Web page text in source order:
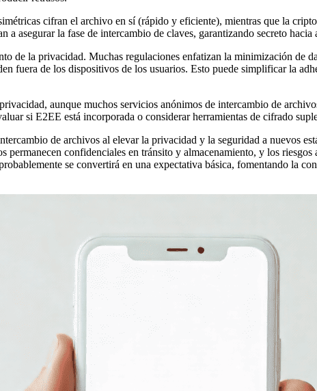
cifran el archivo en sí (rápido y eficiente), mientras que la
asegurar la fase de intercambio de claves, garantizando secreto
de la privacidad. Muchas regulaciones enfatizan la minimización de
fuera de los dispositivos de los usuarios. Esto puede simplificar la
aunque muchos servicios anónimos de intercambio de
si E2EE está incorporada o considerar herramientas de cifrado
de archivos al elevar la privacidad y la seguridad a nuevos
confidenciales en tránsito y almacenamiento, y los
se convertirá en una expectativa básica, fomentando la